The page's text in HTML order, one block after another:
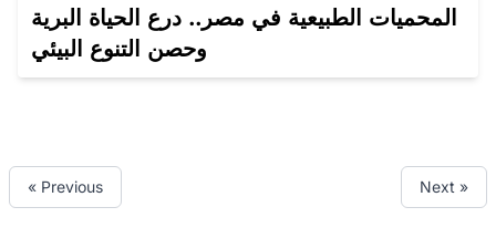
المحميات الطبيعية في مصر.. درع الحياة البرية
وحصن التنوع البيئي
« Previous Next »